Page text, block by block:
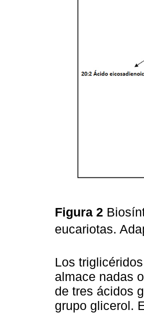
Figura 2
eucariotas.
Los
almace nadas
de tres ácidos
grupo glicerol.